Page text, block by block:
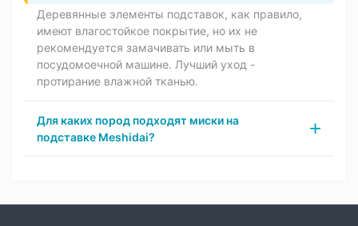
Деревянные элементы подставок, как правило,
имеют влагостойкое покрытие, но их не
рекомендуется замачивать или мыть в
посудомоечной машине. Лучший уход -
протирание влажной тканью.
Для каких пород подходят миски на
подставке Meshidai?